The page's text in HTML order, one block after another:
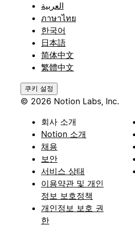
العربية
ภาษาไทย
한국어
日本語
简体中文
繁體中文
쿠키 설정
© 2026 Notion Labs, Inc.
회사 소개
Notion 소개
채용
보안
서비스 상태
이용약관 및 개인
정보 보호정책
개인정보 보호 권
한